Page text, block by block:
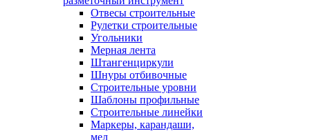
Отвесы строительные
Рулетки строительные
Угольники
Мерная лента
Штангенциркули
Шнуры отбивочные
Строительные уровни
Шаблоны профильные
Строительные линейки
Маркеры, карандаши,
мел